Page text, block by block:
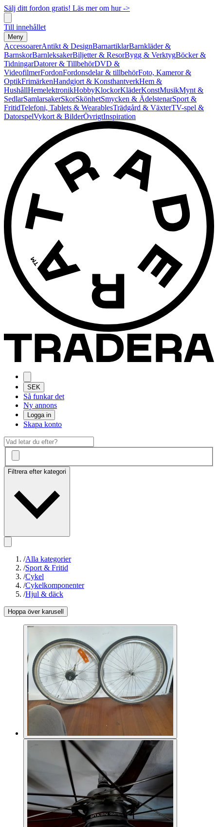
Sälj ditt fordon gratis! Läs mer om hur ->
Till innehållet
Meny
AccessoarerAntikt & DesignBarnartiklarBarnkläder &
BarnskorBarnleksakerBiljetter & ResorBygg & VerktygBöcker &
TidningarDatorer & TillbehörDVD &
VideofilmerFordonFordonsdelar & tillbehörFoto, Kameror &
OptikFrimärkenHandgjort & KonsthantverkHem &
HushållHemelektronikHobbyKlockorKläderKonstMusikMynt &
SedlarSamlarsakerSkorSkönhetSmycken & ÄdelstenarSport &
FritidTelefoni, Tablets & WearablesTrädgård & VäxterTV-spel &
DatorspelVykort & BilderÖvrigtInspiration
SEK
Så funkar det
Ny annons
Logga in
Skapa konto
Filtrera efter kategori
/Alla kategorier
/Sport & Fritid
/Cykel
/Cykelkomponenter
/Hjul & däck
Hoppa över karusell